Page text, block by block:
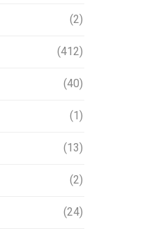
(2)
(412)
(40)
(1)
(13)
(2)
(24)